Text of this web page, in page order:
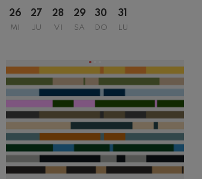
26
MI
27
JU
28
VI
29
SA
30
DO
31
LU